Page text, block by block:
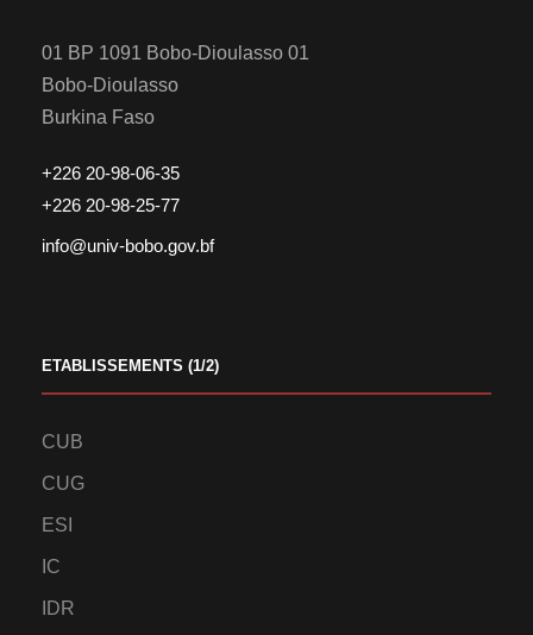
01 BP 1091 Bobo-Dioulasso 01
Bobo-Dioulasso
Burkina Faso
+226 20-98-06-35
+226 20-98-25-77
info@univ-bobo.gov.bf
ETABLISSEMENTS (1/2)
CUB
CUG
ESI
IC
IDR